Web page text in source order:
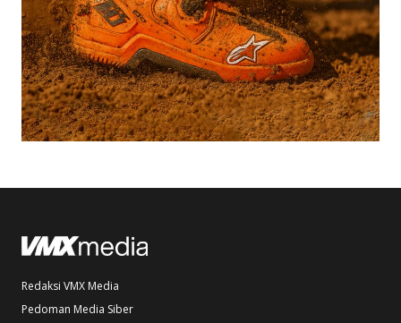
Redaksi VMX Media
Pedoman Media Siber